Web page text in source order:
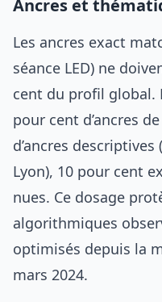
Ancres et
Les ancres exact
séance LED) ne
cent du profil global.
pour cent d’ancres
d’ancres
Lyon), 10 pour cent
nues. Ce dosage
algorithmiques
optimisés depuis la
mars 2024.